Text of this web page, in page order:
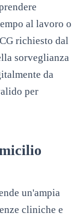
al lavoro o
richiesto dal
sorveglianza
da
per
un'ampia
cliniche e